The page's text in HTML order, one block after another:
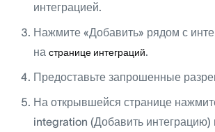
интеграцией.
Нажмите «Добавить» рядом с
на странице интеграций.
Предоставьте запрошенные
На открывшейся странице
integration (Добавить интеграцию)